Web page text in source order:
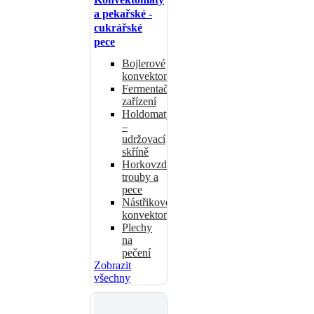
a pekařské -
cukrářské
pece
Bojlerové
konvektomaty
Fermentační
zařízení
Holdomaty
–
udržovací
skříně
Horkovzdušné
trouby a
pece
Nástřikové
konvektomaty
Plechy
na
pečení
Zobrazit
všechny